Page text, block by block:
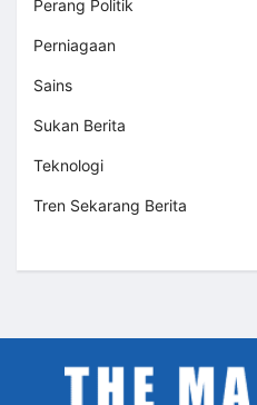
Perang Politik
Perniagaan
Sains
Sukan Berita
Teknologi
Tren Sekarang Berita